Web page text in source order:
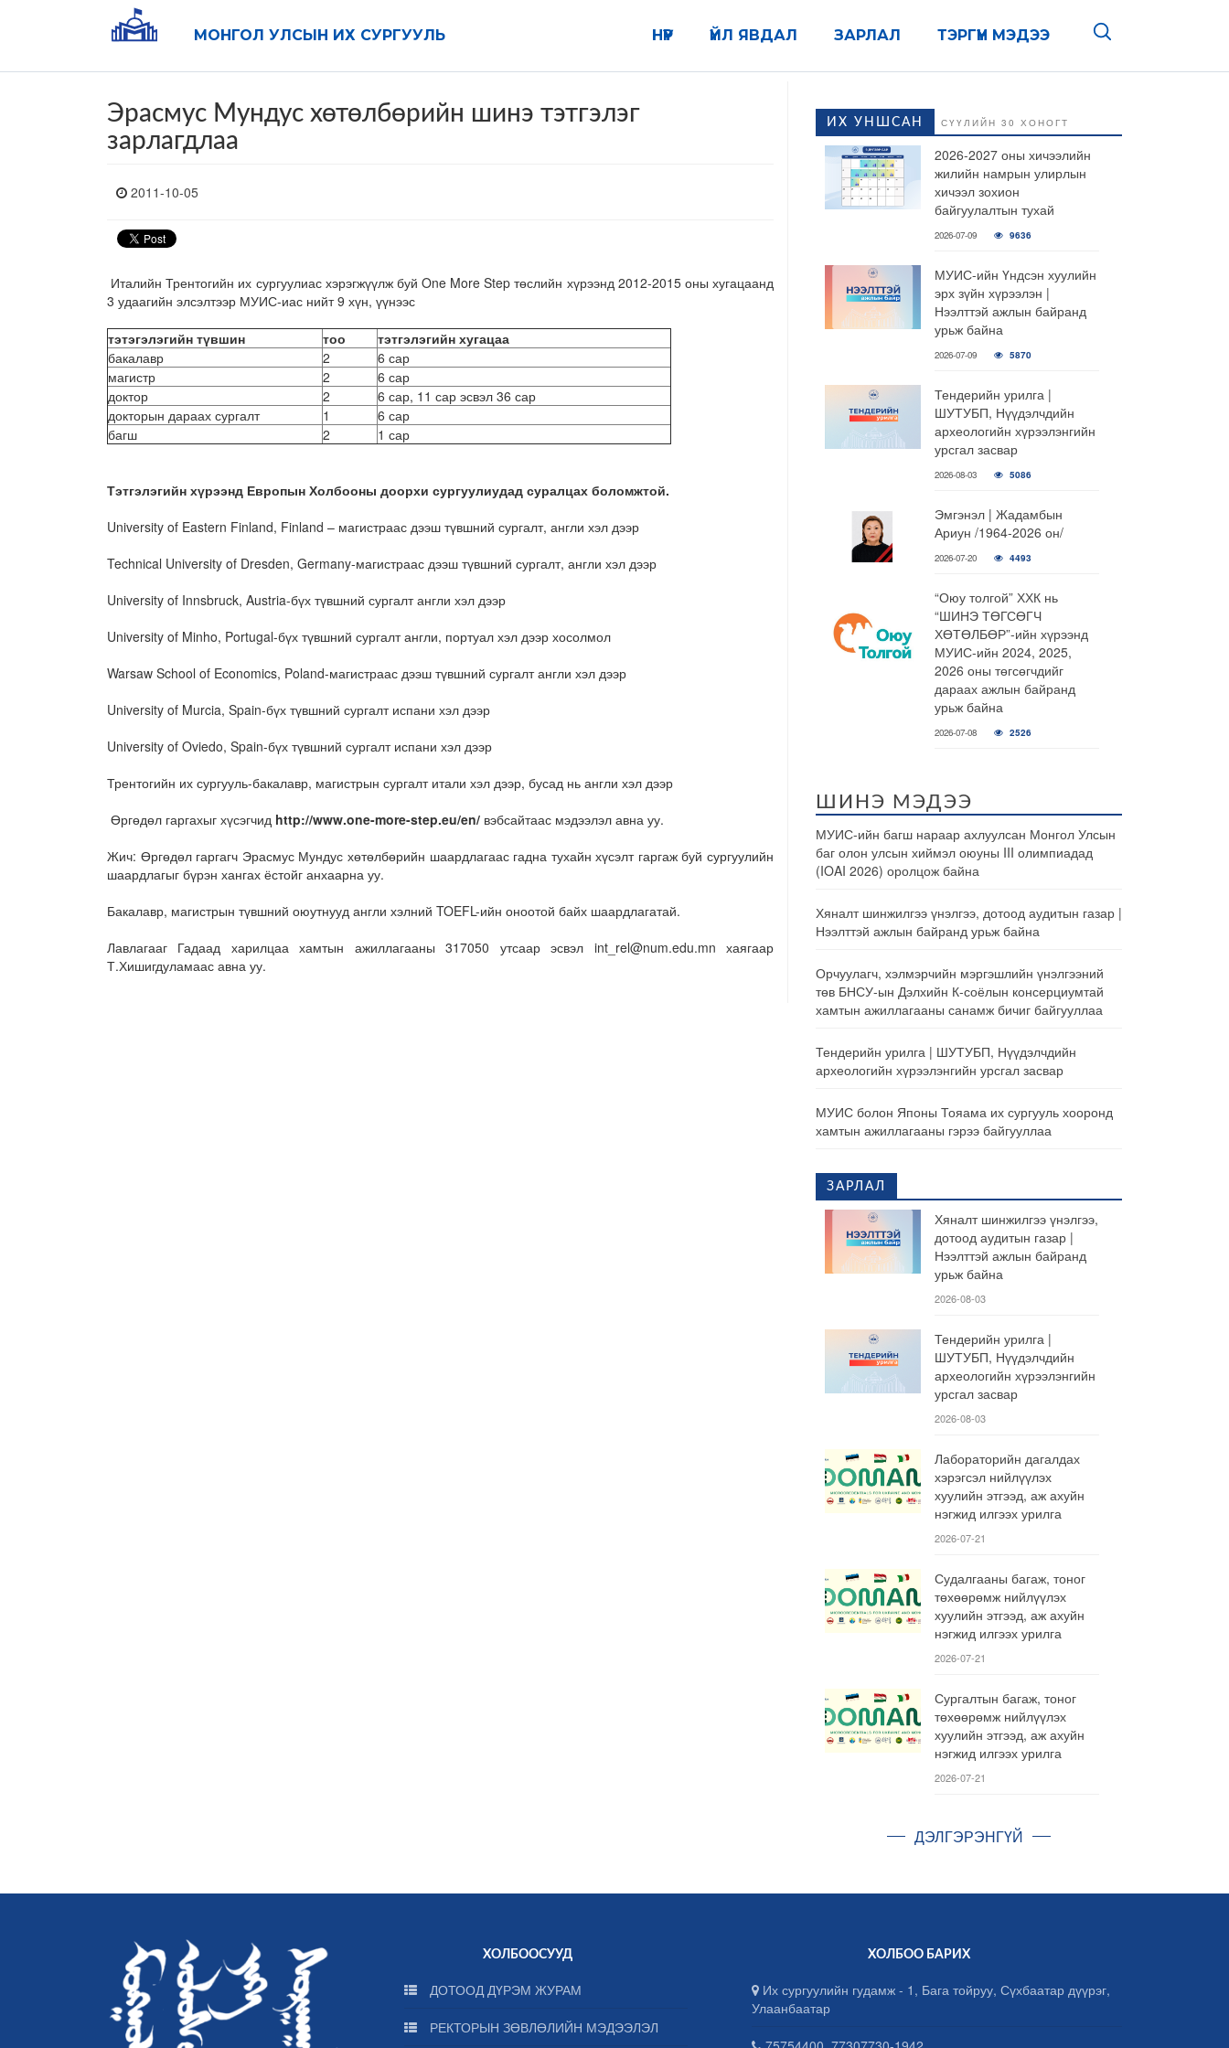
МОНГОЛ УЛСЫН ИХ СУРГУУЛЬ ТЭРГҮҮН МЭДЭЭ
ЗАРЛАЛ
ҮЙЛ ЯВДАЛ
НҮҮР
Эрасмус Мундус хөтөлбөрийн шинэ тэтгэлэг
зарлагдлаа
2011-10-05
Италийн Трентогийн их сургуулиас хэрэгжүүлж буй One More Step төслийн хүрээнд 2012-2015 оны хугацаанд
3 удаагийн элсэлтээр МУИС-иас нийт 9 хүн, үүнээс
тэтэгэлэгийн түвшин тоо
тэтгэлэгийн хугацаа
бакалавр
2
6 сар
магистр
2
6 сар
доктор
2
6 сар, 11 сар эсвэл 36 сар
докторын дараах сургалт
1
6 сар
багш
2 1 сар
Тэтгэлэгийн хүрээнд Европын Холбооны доорхи сургуулиудад суралцах боломжтой.
University of Eastern Finland, Finland – магистраас дээш түвшний сургалт, англи хэл дээр
Technical University of Dresden, Germany-магистраас дээш түвшний сургалт, англи хэл дээр
University of Innsbruck, Austria-бүх түвшний сургалт англи хэл дээр
University of Minho, Portugal-бүх түвшний сургалт англи, портуал хэл дээр хосолмол
Warsaw School of Economics, Poland-магистраас дээш түвшний сургалт англи хэл дээр
University of Murcia, Spain-бүх түвшний сургалт испани хэл дээр
University of Oviedo, Spain-бүх түвшний сургалт испани хэл дээр
Трентогийн их сургууль-бакалавр, магистрын сургалт итали хэл дээр, бусад нь англи хэл дээр
Өргөдөл гаргахыг хүсэгчид http://www.one-more-step.eu/en/ вэбсайтаас мэдээлэл авна уу.
Жич: Өргөдөл гаргагч Эрасмус Мундус хөтөлбөрийн шаардлагаас гадна тухайн хүсэлт гаргаж буй сургуулийн
шаардлагыг бүрэн хангах ёстойг анхаарна уу.
Бакалавр, магистрын түвшний оюутнууд англи хэлний TOEFL-ийн оноотой байх шаардлагатай.
Лавлагааг Гадаад харилцаа хамтын ажиллагааны 317050 утсаар эсвэл int_rel@num.edu.mn хаягаар
Т.Хишигдуламаас авна уу.
ИХ УНШСАН СҮҮЛИЙН 30 ХОНОГТ
2026-2027 оны хичээлийн
жилийн намрын улирлын
хичээл зохион
байгуулалтын тухай
2026-07-09 9636
МУИС-ийн Үндсэн хуулийн
эрх зүйн хүрээлэн |
Нээлттэй ажлын байранд
урьж байна
2026-07-09 5870
Тендерийн урилга |
ШУТУБП, Нүүдэлчдийн
археологийн хүрээлэнгийн
урсгал засвар
2026-08-03 5086
Эмгэнэл | Жадамбын
Ариун /1964-2026 он/
2026-07-20 4493
“Оюу толгой” ХХК нь
“ШИНЭ ТӨГСӨГЧ
ХӨТӨЛБӨР”-ийн хүрээнд
МУИС-ийн 2024, 2025,
2026 оны төгсөгчдийг
дараах ажлын байранд
урьж байна
2026-07-08 2526
ШИНЭ МЭДЭЭ
МУИС-ийн багш нараар ахлуулсан Монгол Улсын
баг олон улсын хиймэл оюуны III олимпиадад
(IOAI 2026) оролцож байна
Хяналт шинжилгээ үнэлгээ, дотоод аудитын газар |
Нээлттэй ажлын байранд урьж байна
Орчуулагч, хэлмэрчийн мэргэшлийн үнэлгээний
төв БНСУ-ын Дэлхийн К-соёлын консерциумтай
хамтын ажиллагааны санамж бичиг байгууллаа
Тендерийн урилга | ШУТУБП, Нүүдэлчдийн
археологийн хүрээлэнгийн урсгал засвар
МУИС болон Японы Тояама их сургууль хооронд
хамтын ажиллагааны гэрээ байгууллаа
ЗАРЛАЛ
Хяналт шинжилгээ үнэлгээ,
дотоод аудитын газар |
Нээлттэй ажлын байранд
урьж байна
2026-08-03
Тендерийн урилга |
ШУТУБП, Нүүдэлчдийн
археологийн хүрээлэнгийн
урсгал засвар
2026-08-03
Лабораторийн дагалдах
хэрэгсэл нийлүүлэх
хуулийн этгээд, аж ахуйн
нэгжид илгээх урилга
2026-07-21
Судалгааны багаж, тоног
төхөөрөмж нийлүүлэх
хуулийн этгээд, аж ахуйн
нэгжид илгээх урилга
2026-07-21
Сургалтын багаж, тоног
төхөөрөмж нийлүүлэх
хуулийн этгээд, аж ахуйн
нэгжид илгээх урилга
2026-07-21
ДЭЛГЭРЭНГҮЙ
ХОЛБООСУУД
ДОТООД ДҮРЭМ ЖУРАМ
РЕКТОРЫН ЗӨВЛӨЛИЙН МЭДЭЭЛЭЛ
ХОЛБОО БАРИХ
Их сургуулийн гудамж - 1, Бага тойруу, Сүхбаатар дүүрэг,
Улаанбаатар